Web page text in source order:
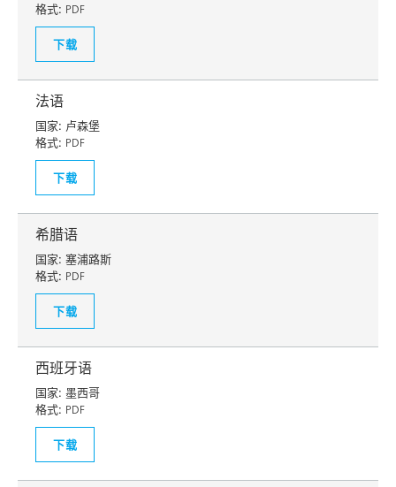
格式: PDF
下载
法语
国家: 卢森堡
格式: PDF
下载
希腊语
国家: 塞浦路斯
格式: PDF
下载
西班牙语
国家: 墨西哥
格式: PDF
下载